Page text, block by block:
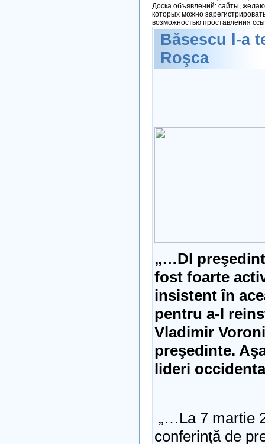
Доска объявлений: сайты,
которых можно
возможностью проставления
Băsescu l-a
Roşca
„…Dl
fost foarte
insistent în
pentru a-l
Vladimir
preşedinte.
lideri
„…La 7 martie
conferinţă de